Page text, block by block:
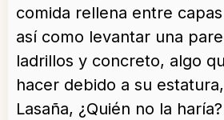
comida rellena entre
así como levantar una
ladrillos y concreto, algo
hacer debido a su
Lasaña, ¿Quién no la haría?